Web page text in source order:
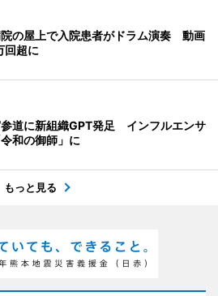
の屋上で入院患者がドラム演奏 動画
回超に
道に新組織GPT発足 インフルエンサ
和の御師」に
もっと見る